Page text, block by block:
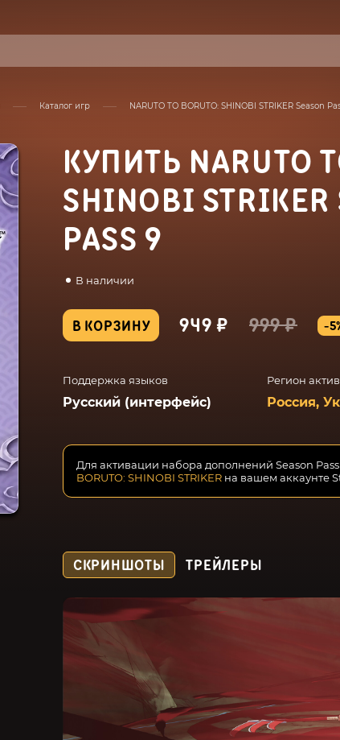
Каталог игр NARUTO TO BORUTO: SHINOBI STRIKER Season
КУПИТЬ NARUTO
SHINOBI STRIKER
PASS 9
В наличии
В КОРЗИНУ 949 ₽ 999 ₽ -
Поддержка языков
Русский (интерфейс)
Регион
Россия,
Для активации набора дополнений Season
BORUTO: SHINOBI STRIKER на вашем аккаунте
СКРИНШОТЫ ТРЕЙЛЕРЫ